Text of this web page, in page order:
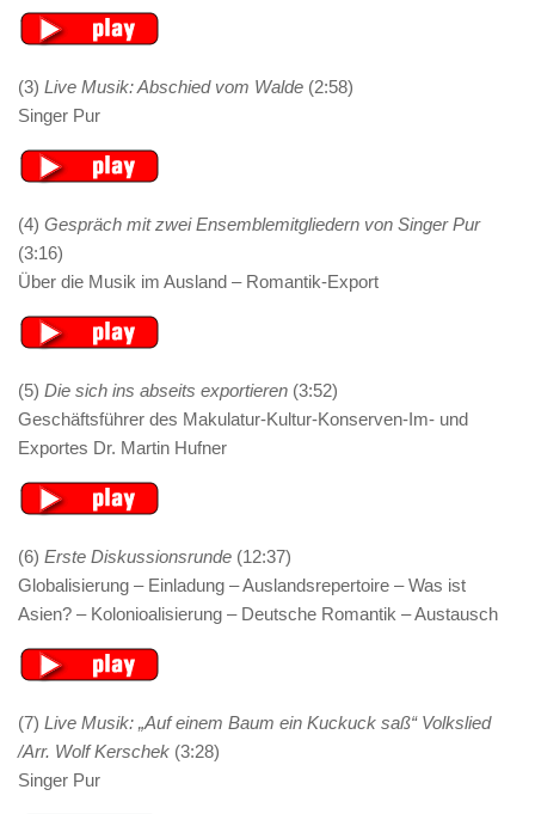
(3) Live Musik: Abschied vom Walde (2:58)
Singer Pur
(4) Gespräch mit zwei Ensemblemitgliedern von Singer Pur
(3:16)
Über die Musik im Ausland – Romantik-Export
(5) Die sich ins abseits exportieren (3:52)
Geschäftsführer des Makulatur-Kultur-Konserven-Im- und
Exportes Dr. Martin Hufner
(6) Erste Diskussionsrunde (12:37)
Globalisierung – Einladung – Auslandsrepertoire – Was ist
Asien? – Kolonioalisierung – Deutsche Romantik – Austausch
(7) Live Musik: „Auf einem Baum ein Kuckuck saß“ Volkslied
/Arr. Wolf Kerschek (3:28)
Singer Pur